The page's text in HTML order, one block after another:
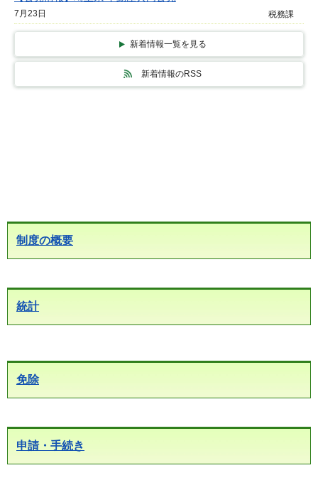
7月23日 税務課
新着情報一覧を見る
新着情報のRSS
制度の概要
統計
免除
申請・手続き